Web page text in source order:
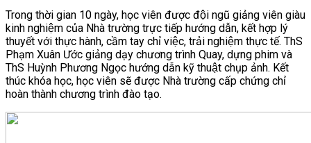
Trong thời gian 10 ngày, học viên được đội ngũ giảng viên giàu
kinh nghiệm của Nhà trường trực tiếp hướng dẫn, kết hợp lý
thuyết với thực hành, cầm tay chỉ việc, trải nghiệm thực tế. ThS
Phạm Xuân Ước giảng dạy chương trình Quay, dựng phim và
ThS Huỳnh Phương Ngọc hướng dẫn kỹ thuật chụp ảnh. Kết
thúc khóa học, học viên sẽ được Nhà trường cấp chứng chỉ
hoàn thành chương trình đào tạo.